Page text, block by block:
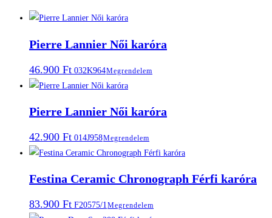
Pierre Lannier Női karóra
46.900 Ft 032K964Megrendelem
Pierre Lannier Női karóra
42.900 Ft 014J958Megrendelem
Festina Ceramic Chronograph Férfi karóra
83.900 Ft F20575/1 Megrendelem